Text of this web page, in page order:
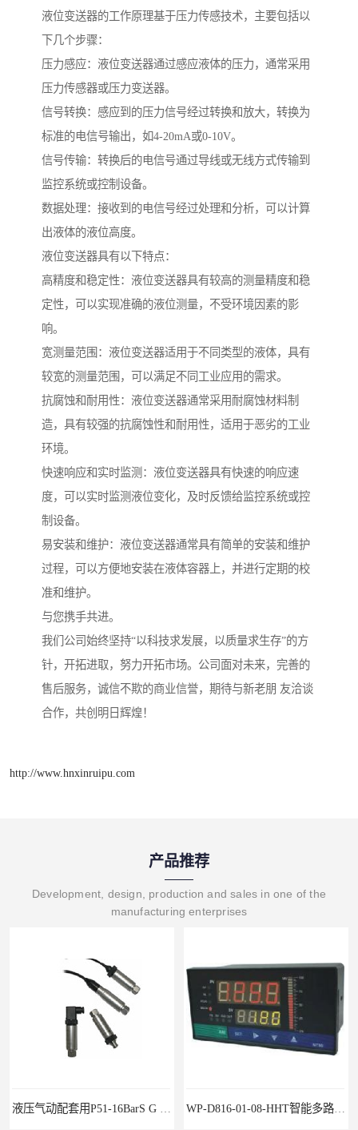
液位变送器的工作原理基于压力传感技术，主要包括以
下几个步骤：
压力感应：液位变送器通过感应液体的压力，通常采用
压力传感器或压力变送器。
信号转换：感应到的压力信号经过转换和放大，转换为
标准的电信号输出，如4-20mA或0-10V。
信号传输：转换后的电信号通过导线或无线方式传输到
监控系统或控制设备。
数据处理：接收到的电信号经过处理和分析，可以计算
出液体的液位高度。
液位变送器具有以下特点：
高精度和稳定性：液位变送器具有较高的测量精度和稳
定性，可以实现准确的液位测量，不受环境因素的影
响。
宽测量范围：液位变送器适用于不同类型的液体，具有
较宽的测量范围，可以满足不同工业应用的需求。
抗腐蚀和耐用性：液位变送器通常采用耐腐蚀材料制
造，具有较强的抗腐蚀性和耐用性，适用于恶劣的工业
环境。
快速响应和实时监测：液位变送器具有快速的响应速
度，可以实时监测液位变化，及时反馈给监控系统或控
制设备。
易安装和维护：液位变送器通常具有简单的安装和维护
过程，可以方便地安装在液体容器上，并进行定期的校
准和维护。
与您携手共进。
我们公司始终坚持“以科技求发展，以质量求生存”的方
针，开拓进取，努力开拓市场。公司面对未来，完善的
售后服务，诚信不欺的商业信誉，期待与新老朋 友洽谈
合作，共创明日辉煌！
http://www.hnxinruipu.com
产品推荐
Development, design, production and sales in one of the
manufacturing enterprises